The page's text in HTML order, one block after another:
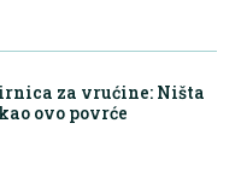
za vrućine: Ništa
ovo povrće